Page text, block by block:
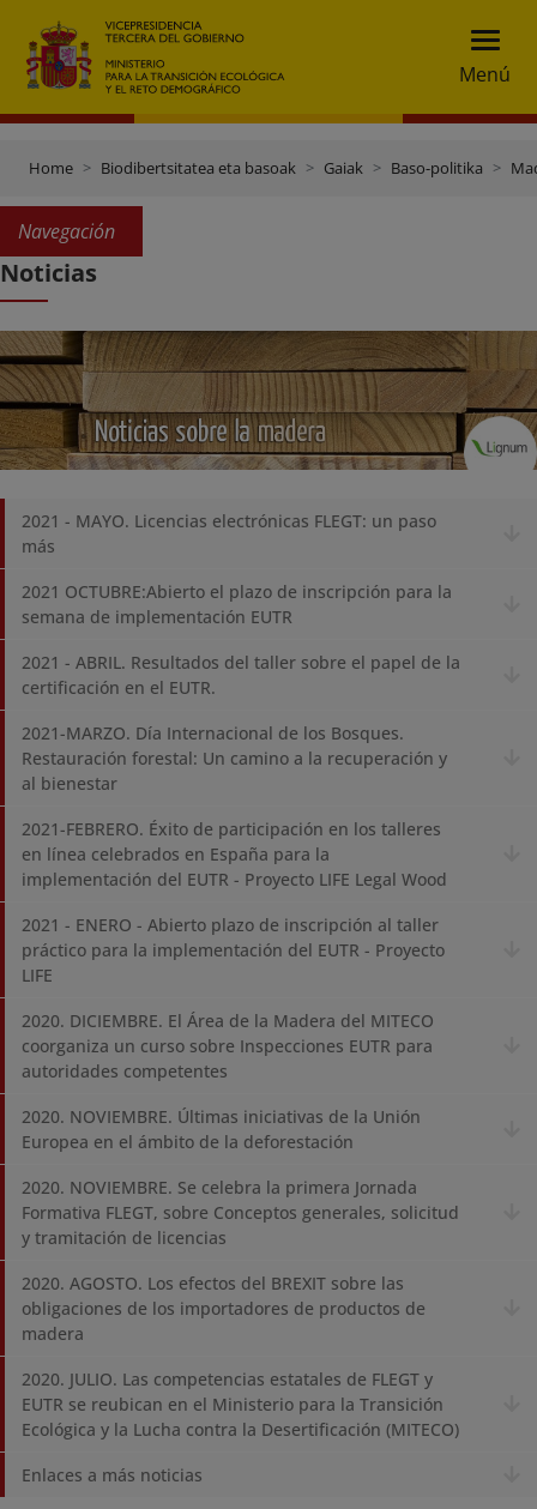
Menú
Home Biodibertsitatea eta basoak Gaiak Baso-politika
Navegación
Noticias
2021 - MAYO. Licencias electrónicas FLEGT: un paso
más
2021 OCTUBRE:Abierto el plazo de inscripción para la
semana de implementación EUTR
2021 - ABRIL. Resultados del taller sobre el papel de la
certificación en el EUTR.
2021-MARZO. Día Internacional de los Bosques.
Restauración forestal: Un camino a la recuperación y
al bienestar
2021-FEBRERO. Éxito de participación en los talleres
en línea celebrados en España para la
implementación del EUTR - Proyecto LIFE Legal Wood
2021 - ENERO - Abierto plazo de inscripción al taller
práctico para la implementación del EUTR - Proyecto
LIFE
2020. DICIEMBRE. El Área de la Madera del MITECO
coorganiza un curso sobre Inspecciones EUTR para
autoridades competentes
2020. NOVIEMBRE. Últimas iniciativas de la Unión
Europea en el ámbito de la deforestación
2020. NOVIEMBRE. Se celebra la primera Jornada
Formativa FLEGT, sobre Conceptos generales, solicitud
y tramitación de licencias
2020. AGOSTO. Los efectos del BREXIT sobre las
obligaciones de los importadores de productos de
madera
2020. JULIO. Las competencias estatales de FLEGT y
EUTR se reubican en el Ministerio para la Transición
Ecológica y la Lucha contra la Desertificación (MITECO)
Enlaces a más noticias